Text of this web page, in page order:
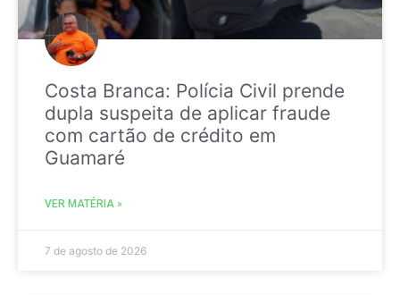
Costa Branca: Polícia Civil prende
dupla suspeita de aplicar fraude
com cartão de crédito em
Guamaré
VER MATÉRIA »
7 de agosto de 2026